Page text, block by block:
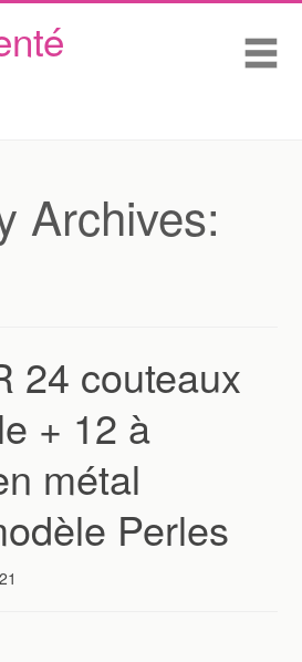
Archives:
24 couteaux
+ 12 à
métal
Perles